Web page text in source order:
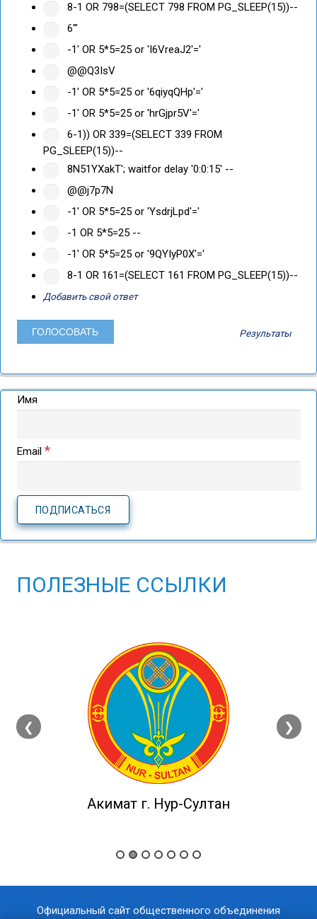
8-1 OR 798=(SELECT 798 FROM PG_SLEEP(15))--
6'"
-1' OR 5*5=25 or 'I6VreaJ2'='
@@Q3IsV
-1' OR 5*5=25 or '6qiyqQHp'='
-1' OR 5*5=25 or 'hrGjpr5V'='
6-1)) OR 339=(SELECT 339 FROM
PG_SLEEP(15))--
8N51YXakT'; waitfor delay '0:0:15' --
@@j7p7N
-1' OR 5*5=25 or 'YsdrjLpd'='
-1 OR 5*5=25 --
-1' OR 5*5=25 or '9QYIyP0X'='
8-1 OR 161=(SELECT 161 FROM PG_SLEEP(15))--
Добавить свой ответ
Результаты
Имя
Email *
ПОЛЕЗНЫЕ ССЫЛКИ
❮
Акимат г. Нур-Султан
❯
Официальный сайт общественного объединения